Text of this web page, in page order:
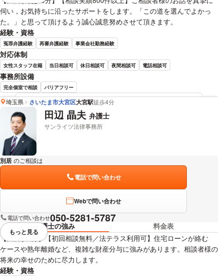
伺い，お気持ちに沿ったサポートをします。「この道を選んでよかっ
た。」と思って頂けるよう誠心誠意努めさせて頂きます。
経験・資格
冤罪弁護経験 再審弁護経験 事業会社勤務経験
対応体制
女性スタッフ在籍 当日相談可 休日相談可 夜間相談可 電話相談可
事務所設備
完全個室で相談 バリアフリー
佐藤 智宏 弁護士の詳細情報を見る
埼玉県 さいたま市大宮区大宮駅徒歩4分
田辺 晶夫 弁護士
サンライツ法律事務所
別居 のご相談は
電話で問い合わせ
Webで問い合わせ
電話で問い合わせ050-5281-5787
弁護士の強み
料金表
【大宮駅3分】【初回相談無料／法テラス利用可】住宅ローンが絡む
ケースや熟年離婚など、複雑な財産分与に強みがあります。相談者様の
将来の幸せのために尽力します。
経験・資格
視覚的に省略されている要素を
もっと見る